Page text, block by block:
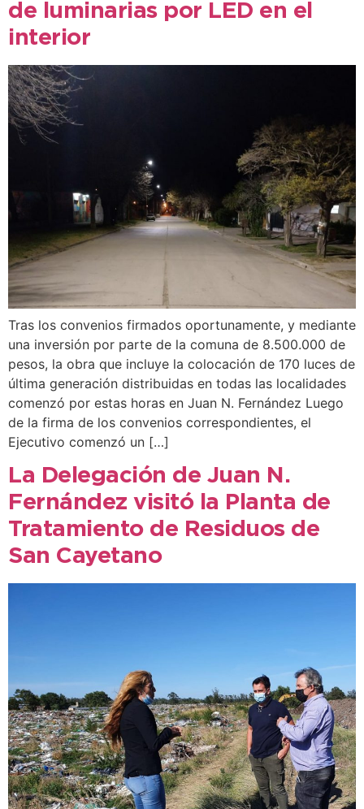
de luminarias por LED en el
interior
Tras los convenios firmados oportunamente, y mediante
una inversión por parte de la comuna de 8.500.000 de
pesos, la obra que incluye la colocación de 170 luces de
última generación distribuidas en todas las localidades
comenzó por estas horas en Juan N. Fernández Luego
de la firma de los convenios correspondientes, el
Ejecutivo comenzó un […]
La Delegación de Juan N.
Fernández visitó la Planta de
Tratamiento de Residuos de
San Cayetano